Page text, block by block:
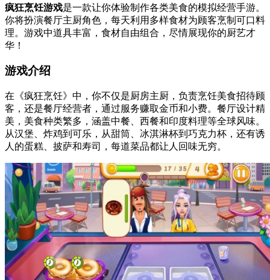
疯狂烹饪游戏是一款让你体验制作各类美食的模拟经营手游。
你将扮演餐厅主厨角色，每天利用多样食材为顾客烹制可口料
理。游戏中道具丰富，食材自由组合，尽情展现你的厨艺才
华！
游戏介绍
在《疯狂烹饪》中，你不仅是厨房主厨，负责烹饪美食招待顾
客，还是餐厅经营者，通过服务赚取金币和小费。餐厅设计精
美，美食种类繁多，涵盖中餐、西餐和印度料理等全球风味。
从汉堡、炸鸡到可乐，从甜筒、冰淇淋杯到巧克力杯，还有诱
人的蛋糕、披萨和寿司，每道菜品都让人回味无穷。